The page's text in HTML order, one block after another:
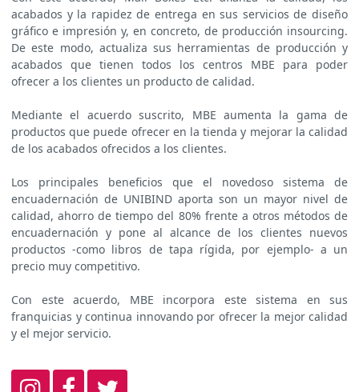
acabados y la rapidez de entrega en sus servicios de diseño
gráfico e impresión y, en concreto, de producción insourcing.
De este modo, actualiza sus herramientas de producción y
acabados que tienen todos los centros MBE para poder
ofrecer a los clientes un producto de calidad.
Mediante el acuerdo suscrito, MBE aumenta la gama de
productos que puede ofrecer en la tienda y mejorar la calidad
de los acabados ofrecidos a los clientes.
Los principales beneficios que el novedoso sistema de
encuadernación de UNIBIND aporta son un mayor nivel de
calidad, ahorro de tiempo del 80% frente a otros métodos de
encuadernación y pone al alcance de los clientes nuevos
productos -como libros de tapa rígida, por ejemplo- a un
precio muy competitivo.
Con este acuerdo, MBE incorpora este sistema en sus
franquicias y continua innovando por ofrecer la mejor calidad
y el mejor servicio.